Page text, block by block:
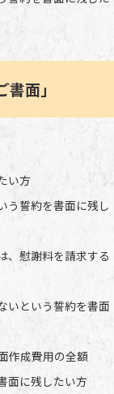
面」
い方
う誓約を書面に残し
、慰謝料を請求する
いという誓約を書面
作成費用の全額
面に残したい方